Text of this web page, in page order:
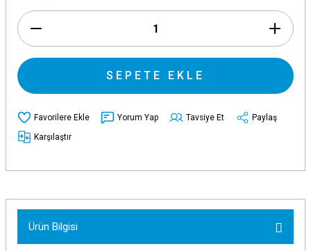
SEPETE EKLE
Yorum Yap Tavsiye Et
Paylaş
Karşılaştır
Ürün Bilgisi